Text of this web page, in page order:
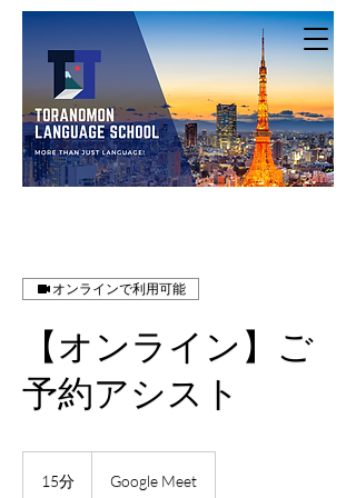
オンラインで利用可能
【オンライン】ご
予約アシスト
15分 Google Meet